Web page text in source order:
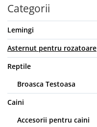
Accesorii Câini
Culcușuri & Saltele Câini
Castroane și Adapatori
Cuști și Genți
Zgărzi, Lese & Hamuri
Jucării Câini
Haine Câini
Culcușuri & Saltele Pisici
Ansambluri Pisici
Castroane & Adapatori Pisici
Cuști & Genți Pisici
Litiere Pisici
Jucării Pisici
Zgărzi & Hamuri
Categorii
Lemingi
Asternut pentru rozatoare
Reptile
Broasca Testoasa
Caini
Accesorii pentru caini